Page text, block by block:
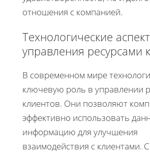
отношения с компанией.
Технологические
управления ресурсами
В современном мире
ключевую роль в управлении
клиентов. Они позволяют
эффективно использовать
информацию для улучшения
взаимодействия с клиентами.